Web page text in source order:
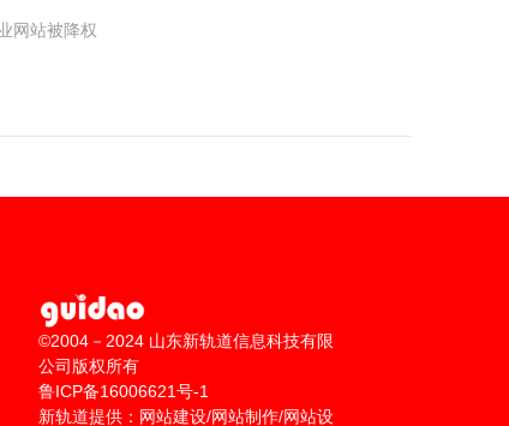
网站被降权
©2004－2024 山东新轨道信息科技有限
公司版权所有
鲁ICP备16006621号-1
新轨道提供：网站建设/网站制作/网站设